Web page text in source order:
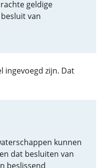
geldige
van
ingevoegd zijn. Dat
kunnen
dat besluiten van
beslissend